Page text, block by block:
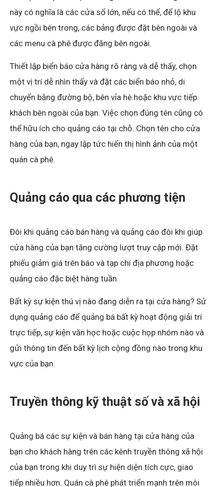
này có nghĩa là các cửa sổ lớn, nếu có thể, để lộ khu
vực ngồi bên trong, các bảng được đặt bên ngoài và
các menu cà phê được đăng bên ngoài.
Thiết lập biển báo cửa hàng rõ ràng và dễ thấy, chọn
một vị trí dễ nhìn thấy và đặt các biển báo nhỏ, di
chuyển bằng đường bộ, bên vỉa hè hoặc khu vực tiếp
khách bên ngoài của bạn. Việc chọn đúng tên cũng có
thể hữu ích cho quảng cáo tại chỗ. Chọn tên cho cửa
hàng của bạn, ngay lập tức hiển thị hình ảnh của một
quán cà phê.
Quảng cáo qua các phương tiện
Đôi khi quảng cáo bán hàng và quảng cáo đôi khi giúp
cửa hàng của bạn tăng cường lượt truy cập mới. Đặt
phiếu giảm giá trên báo và tạp chí địa phương hoặc
quảng cáo đặc biệt hàng tuần.
Bất kỳ sự kiện thú vị nào đang diễn ra tại cửa hàng? Sử
dụng quảng cáo để quảng bá bất kỳ hoạt động giải trí
trực tiếp, sự kiện văn học hoặc cuộc họp nhóm nào và
gửi thông tin đến bất kỳ lịch cộng đồng nào trong khu
vực của bạn.
Truyền thông kỹ thuật số và xã hội
Quảng bá các sự kiện và bán hàng tại cửa hàng của
bạn cho khách hàng trên các kênh truyền thông xã hội
của bạn trong khi duy trì sự hiện diện tích cực, giao
tiếp nhiều hơn. Quán cà phê phát triển mạnh trên môi